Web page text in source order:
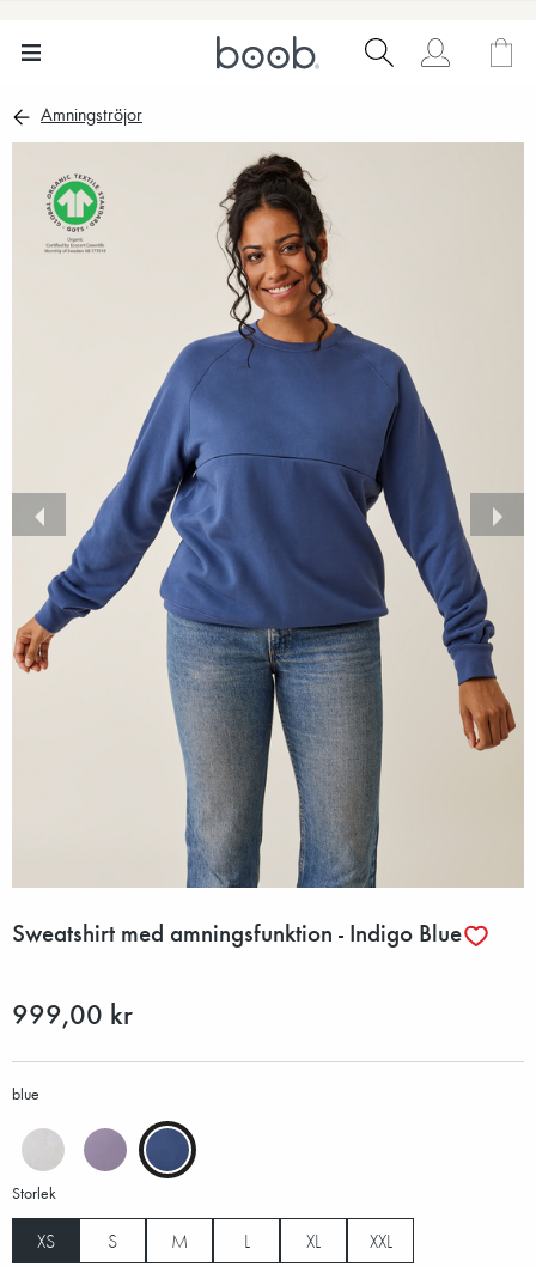
Amningströjor
Sweatshirt med amningsfunktion - Indigo Blue
999,00 kr
blue
Storlek
XS S M L XL XXL